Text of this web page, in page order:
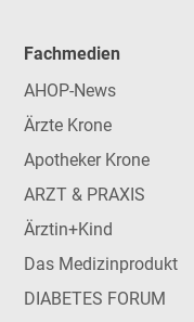
Fachmedien
AHOP-News
Ärzte Krone
Apotheker Krone
ARZT & PRAXIS
Ärztin+Kind
Das Medizinprodukt
DIABETES FORUM